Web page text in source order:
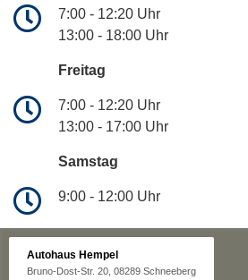
7:00 - 12:20 Uhr
13:00 - 18:00 Uhr
Freitag
7:00 - 12:20 Uhr
13:00 - 17:00 Uhr
Samstag
9:00 - 12:00 Uhr
Autohaus Hempel
Bruno-Dost-Str. 20, 08289 Schneeberg